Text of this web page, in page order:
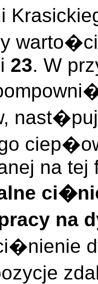
i 23. W
na tej
na